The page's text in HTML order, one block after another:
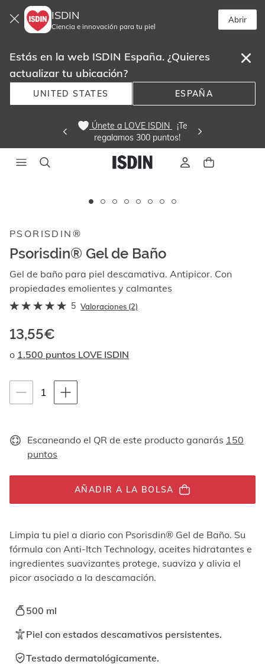
ISDIN
Ciencia e innovación para tu piel
Abrir
Estás en la web ISDIN España. ¿Quieres
actualizar tu ubicación?
UNITED STATES ESPAÑA
Únete a LOVE ISDIN
¡Te
regalamos 300 puntos!
imágenes
videos.
navegar
con
las
arriba
abajo
muestran
por
las
elemento
enfocable,
videos
reproducir
activando
botón
correspondiente.
PSORISDIN®
Psorisdin® Gel de Baño
Gel de baño para piel descamativa. Antipicor. Con
propiedades emolientes y calmantes
5 Valoraciones (2)
13,55€
o 1.500 puntos LOVE ISDIN
Instrucciones de navegación por teclado
1
unidades
Escaneando el QR de este producto ganarás 150
puntos
AÑADIR A LA BOLSA
Limpia tu piel a diario con Psorisdin® Gel de Baño. Su
fórmula con Anti-Itch Technology, aceites hidratantes e
ingredientes suavizantes protege, suaviza y alivia el
picor asociado a la descamación.
500 ml
Piel con estados descamativos persistentes.
Testado dermatológicamente.